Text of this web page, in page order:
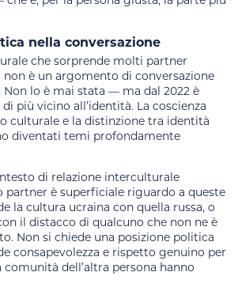
nella conversazione
che sorprende molti partner
è un argomento di conversazione
Non lo è mai stata — ma dal 2022 è
più vicino all’identità. La coscienza
culturale e la distinzione tra identità
diventati temi profondamente
di relazione interculturale
partner è superficiale riguardo a queste
la cultura ucraina con quella russa, o
il distacco di qualcuno che non ne è
Non si chiede una posizione politica
consapevolezza e rispetto genuino per
comunità dell’altra persona hanno